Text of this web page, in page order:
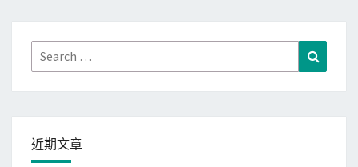
共
享
資
T
a
m
V
Search
for:
近期文章